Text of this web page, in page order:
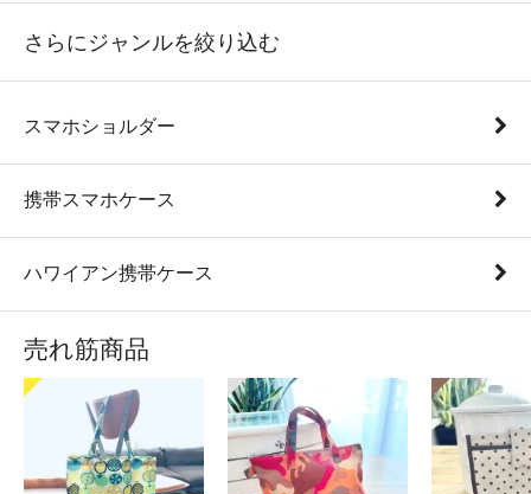
さらにジャンルを絞り込む
スマホショルダー
携帯スマホケース
ハワイアン携帯ケース
売れ筋商品